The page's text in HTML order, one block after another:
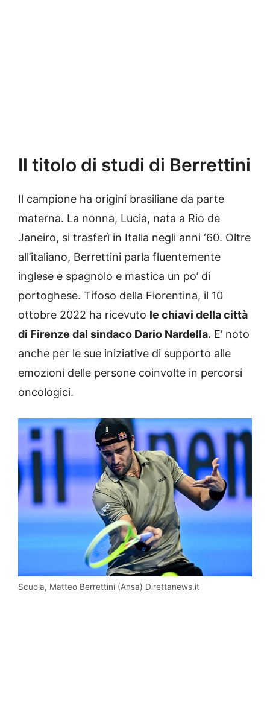
Il titolo di studi di Berrettini
Il campione ha origini brasiliane da parte
materna. La nonna, Lucia, nata a Rio de
Janeiro, si trasferì in Italia negli anni ‘60. Oltre
all’italiano, Berrettini parla fluentemente
inglese e spagnolo e mastica un po’ di
portoghese. Tifoso della Fiorentina, il 10
ottobre 2022 ha ricevuto le chiavi della città
di Firenze dal sindaco Dario Nardella. E’ noto
anche per le sue iniziative di supporto alle
emozioni delle persone coinvolte in percorsi
oncologici.
Scuola, Matteo Berrettini (Ansa) Direttanews.it